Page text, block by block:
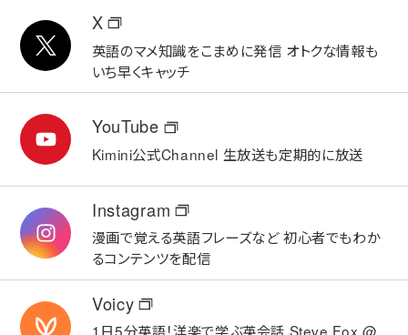
X
英語のマメ知識をこまめに発信 オトクな情報も
いち早くキャッチ
YouTube
Kimini公式Channel 生放送も定期的に放送
Instagram
漫画で覚える英語フレーズなど初心者でもわか
るコンテンツを配信
Voicy
1日5分英語！洋楽で学ぶ英会話 Steve Fox @